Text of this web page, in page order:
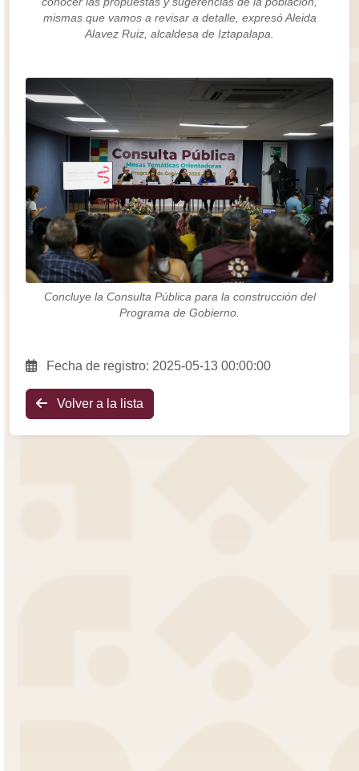
mismas que vamos a revisar a detalle, expresó Aleida
Alavez Ruiz, alcaldesa de Iztapalapa.
Concluye la Consulta Pública para la construcción del
Programa de Gobierno.
Fecha de registro: 2025-05-13 00:00:00
Volver a la lista